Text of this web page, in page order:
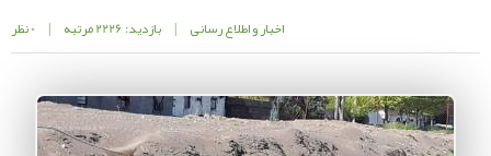
اخبار و اطلاع رسانی | بازدید: 2226 مرتبه | 0 نظر